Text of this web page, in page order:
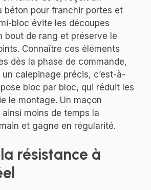
béton pour franchir portes et
bloc évite les découpes
bout de rang et préserve le
Connaître ces éléments
dès la phase de commande,
un calepinage précis, c’est-à-
bloc par bloc, qui réduit les
le montage. Un maçon
moins de temps la
et gagne en régularité.
résistance à